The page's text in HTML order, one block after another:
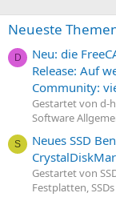
Neueste
D
Neu: die
Release: Auf
Community:
Gestartet von d-
Software
S
Neues SSD
Gestartet von
Festplatten,